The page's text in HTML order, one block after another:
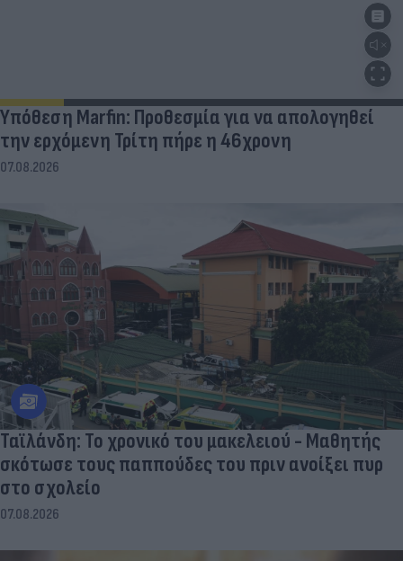
Υπόθεση Marfin: Προθεσμία για να απολογηθεί
την ερχόμενη Τρίτη πήρε η 46χρονη
07.08.2026
Ταϊλάνδη: Το χρονικό του μακελειού - Μαθητής
σκότωσε τους παππούδες του πριν ανοίξει πυρ
στο σχολείο
07.08.2026